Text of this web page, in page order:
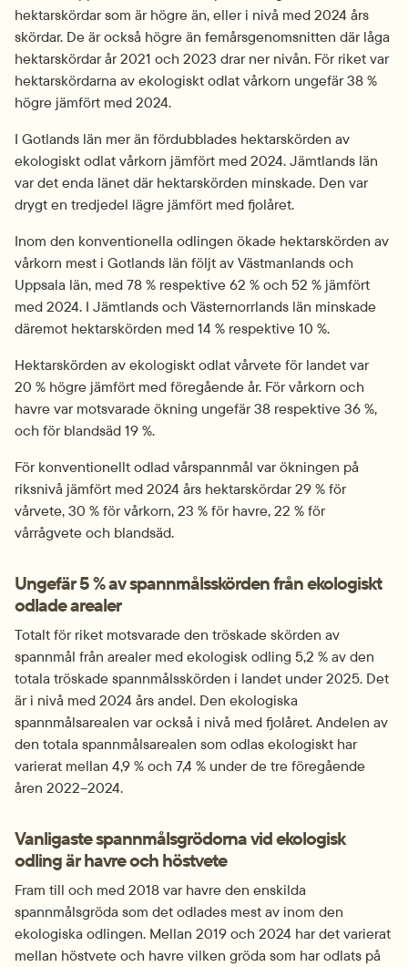
hektarskördar som är högre än, eller i nivå med 2024 års
skördar. De är också högre än femårsgenomsnitten där låga
hektarskördar år 2021 och 2023 drar ner nivån. För riket var
hektarskördarna av ekologiskt odlat vårkorn ungefär 38 %
högre jämfört med 2024.
I Gotlands län mer än fördubblades hektarskörden av
ekologiskt odlat vårkorn jämfört med 2024. Jämtlands län
var det enda länet där hektarskörden minskade. Den var
drygt en tredjedel lägre jämfört med fjolåret.
Inom den konventionella odlingen ökade hektarskörden av
vårkorn mest i Gotlands län följt av Västmanlands och
Uppsala län, med 78 % respektive 62 % och 52 % jämfört
med 2024. I Jämtlands och Västernorrlands län minskade
däremot hektarskörden med 14 % respektive 10 %.
Hektarskörden av ekologiskt odlat vårvete för landet var
20 % högre jämfört med föregående år. För vårkorn och
havre var motsvarade ökning ungefär 38 respektive 36 %,
och för blandsäd 19 %.
För konventionellt odlad vårspannmål var ökningen på
riksnivå jämfört med 2024 års hektarskördar 29 % för
vårvete, 30 % för vårkorn, 23 % för havre, 22 % för
vårrågvete och blandsäd.
Ungefär 5 % av spannmålsskörden från ekologiskt
odlade arealer
Totalt för riket motsvarade den tröskade skörden av
spannmål från arealer med ekologisk odling 5,2 % av den
totala tröskade spannmålsskörden i landet under 2025. Det
är i nivå med 2024 års andel. Den ekologiska
spannmålsarealen var också i nivå med fjolåret. Andelen av
den totala spannmålsarealen som odlas ekologiskt har
varierat mellan 4,9 % och 7,4 % under de tre föregående
åren 2022–2024.
Vanligaste spannmålsgrödorna vid ekologisk
odling är havre och höstvete
Fram till och med 2018 var havre den enskilda
spannmålsgröda som det odlades mest av inom den
ekologiska odlingen. Mellan 2019 och 2024 har det varierat
mellan höstvete och havre vilken gröda som har odlats på